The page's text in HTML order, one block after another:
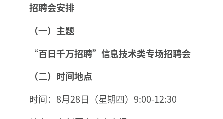
招聘会安排
（一）主题
“百日千万招聘”信息技术类专场招聘会
（二）时间地点
时间：8月28日（星期四）9:00-12:30